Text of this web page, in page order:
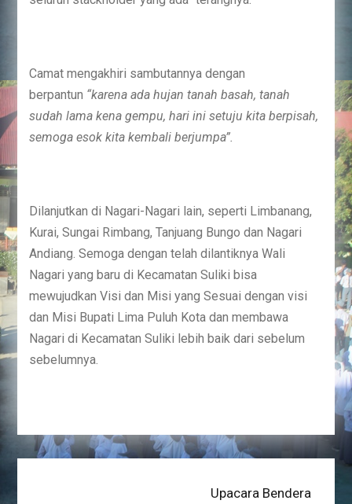
Camat mengakhiri sambutannya dengan
berpantun “karena ada hujan tanah basah, tanah
sudah lama kena gempu, hari ini setuju kita berpisah,
semoga esok kita kembali berjumpa”.
Dilanjutkan di Nagari-Nagari lain, seperti Limbanang,
Kurai, Sungai Rimbang, Tanjuang Bungo dan Nagari
Andiang. Semoga dengan telah dilantiknya Wali
Nagari yang baru di Kecamatan Suliki bisa
mewujudkan Visi dan Misi yang Sesuai dengan visi
dan Misi Bupati Lima Puluh Kota dan membawa
Nagari di Kecamatan Suliki lebih baik dari sebelum
sebelumnya.
Next
Upacara Bendera